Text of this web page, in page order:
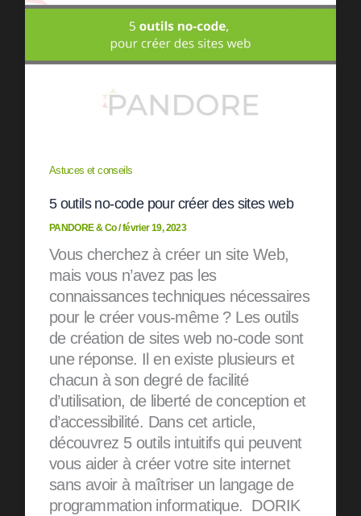
Astuces et conseils
5 outils no-code pour créer des sites web
PANDORE & Co/février 19, 2023
Vous cherchez à créer un site Web,
mais vous n’avez pas les
connaissances techniques nécessaires
pour le créer vous-même ? Les outils
de création de sites web no-code sont
une réponse. Il en existe plusieurs et
chacun à son degré de facilité
d’utilisation, de liberté de conception et
d’accessibilité. Dans cet article,
découvrez 5 outils intuitifs qui peuvent
vous aider à créer votre site internet
sans avoir à maîtriser un langage de
programmation informatique. DORIK